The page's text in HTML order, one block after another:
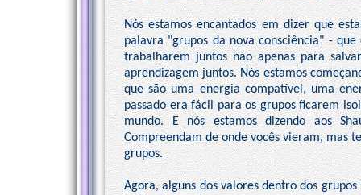
Nós estamos encantados em dizer que
palavra "grupos da nova consciência" -
trabalharem juntos não apenas para
aprendizagem juntos. Nós estamos
que são uma energia compatível, uma
passado era fácil para os grupos ficarem
mundo. E nós estamos dizendo aos
Compreendam de onde vocês vieram, mas
grupos.
Agora, alguns dos valores dentro dos